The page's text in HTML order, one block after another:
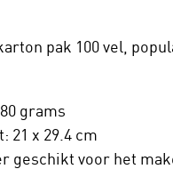
pak 100 vel,
grams
21 x 29.4 cm
geschikt voor het